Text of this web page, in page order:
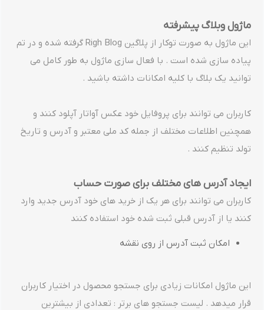
ماژول وبلاگ پیشرفته
این ماژول به صورت توکار از پلاگین Righ Blog گرفته شده و در تم
پیاده سازی شده است . با فعال سازی ماژول به طور کامل می
توانید یک بلاگ با کلیه امکانات داشته باشید .
کاربران می توانند برای پروفایل خود عکس آواتار آپلود کنند و
همچنین اطلاعات مختلف از جمله کد ملی معتبر و آدرس و تاریخ
تولد تنظیم کنند .
ایجاد آدرس های مختلف برای صورت حساب
کاربران می توانند برای هر یک از خرید های خود آدرس جدید وارد
کنند یا از آدرس قبلی ثبت شده خود استفاده کنند
امکان ثبت آدرس از روی نقشه
این ماژول امکانات زیادی برای جستجو محصول در اختیار کاربران
قرار میدهد . لیست جستجو های برتر : تعدادی از بیشترین